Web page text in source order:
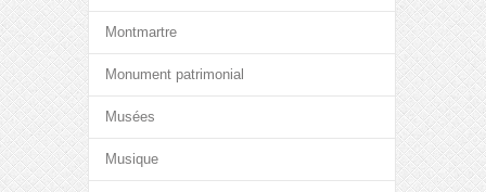
Montmartre
Monument patrimonial
Musées
Musique